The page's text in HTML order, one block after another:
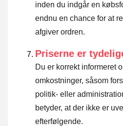
inden du indgår en
endnu en chance for at
afgiver ordren.
Priserne er
Du er korrekt informeret
omkostninger, såsom
politik- eller
betyder, at der ikke er
efterfølgende.